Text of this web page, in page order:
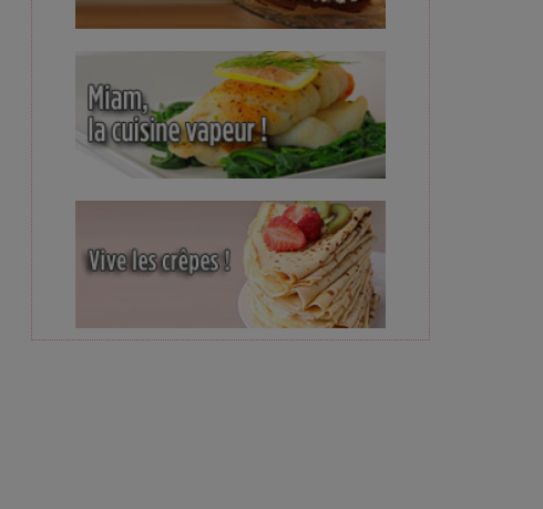
Panna cotta vegan à la coco
Panna cotta à la vanille et son
coulis de framboises
Panna Cotta vegan à